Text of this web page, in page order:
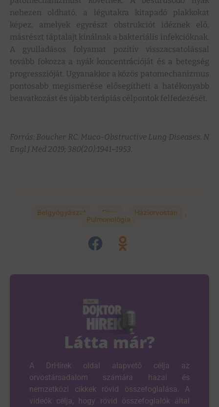
nehezen oldható, a légutakra kitapadó plakkokat
képez, amelyek egyrészt obstrukciót idéznek elő,
másrészt táptalajt kínálnak a bakteriális infekcióknak.
A gyulladásos folyamat pozitív visszacsatolással
tovább fokozza a nyák koncentrációját és a betegség
progresszióját. Ugyanakkor a közös patomechanizmus
pontosabb megismerése elősegítheti a hatékonyabb
beavatkozást és újabb terápiás célpontok felfedezését.
Forrás: Boucher RC. Muco-Obstructive Lung Diseases. N
Engl J Med 2019; 380(20):1941–1953.
Belgyógyászat Friss Háziorvostan
Pulmonológia
Látta már?
A DrHírek oldal alapvető célja az
orvostársadalom számára hazai és
nemzetközi cikkek rövid összefoglalása. A
videók célja, hogy rövid összefoglalók által